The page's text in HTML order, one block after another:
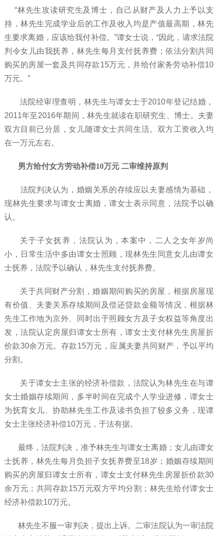
“林先生攻读研究生及博士，自己从财产及人力上予以支
持，林先生完成学业后的工作及收入均是产值最高期，林先
生要求离婚，应该给我付补偿。”谭女士说，“因此，请求法院
判令女儿由我抚养，林先生每月支付抚养费；依法分割共同
购买的房屋一套及共同存款15万元，并给付家务劳动补偿10
万元。”
法院经审理查明，林先生与谭女士于2010年登记结婚，
2011年至2016年期间，林先生就读在职研究生、博士。夫妻
双方目前已分居，女儿随谭女士共同生活。双方工资收入均
在一万元左右。
男方给付女方劳动补偿10万元 二审维持原判
法院判决认为，婚姻关系的存续应以夫妻感情为基础，
现林先生要求与谭女士离婚，谭女士表示同意，法院予以确
认。
关于子女抚养，法院认为，本案中，二人之女年岁尚
小，日常生活中多由谭女士照顾，现林先生同意女儿由谭女
士抚养，法院予以确认，林先生支付抚养费。
关于共同财产分割，婚姻期间购买的房屋，根据房屋现
有价值、夫妻关系存续期间及偿还贷款金额等情况，根据林
先生工作地为京外、同时出于照顾女方及子女权益等角度出
发，法院认定房屋归谭女士所有，谭女士支付林先生房屋折
价款30余万元。存款15万元，应属夫妻共同财产，予以平均
分割。
关于谭女士主张的经济补偿款，法院认为林先生在与谭
女士婚姻存续期间，多半时间在完成个人学业进修，谭女士
为抚育女儿、协助林先生工作及读书负担了较多义务，现谭
女士主张经济补偿10万元，于法有据。
最终，法院判决，准予林先生与谭女士离婚；女儿由谭女
士抚养，林先生每月负担子女抚养费至18岁；婚姻存续期间
购买的房屋归谭女士所有，谭女士支付林先生房屋折价款30
余万元；共同存款15万元双方平均分割；林先生给付谭女士
经济补偿款10万元。
林先生不服一审判决，提出上诉。二审法院认为一审法院